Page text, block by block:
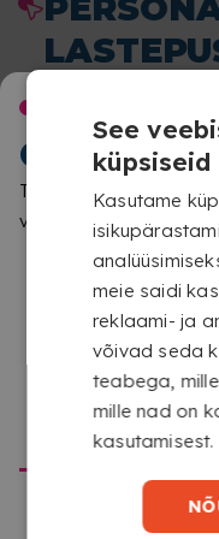
TERE
Tuvastasime, et sirvid
veebileht. Palun
MINE
PEREGA
KÕIGE ERILISEM
See
küpsiseid
Kasutame
meie saidi
reklaami- ja
võivad seda
teabega,
mille nad on
kasutamisest.